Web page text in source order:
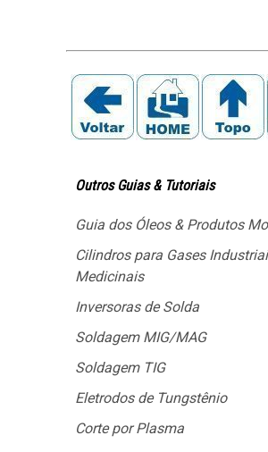
Outros Guias & Tutoriais
Guia dos Óleos & Produtos
Cilindros para Gases
Medicinais
Inversoras de Solda
Soldagem MIG/MAG
Soldagem TIG
Eletrodos de Tungstênio
Corte por Plasma